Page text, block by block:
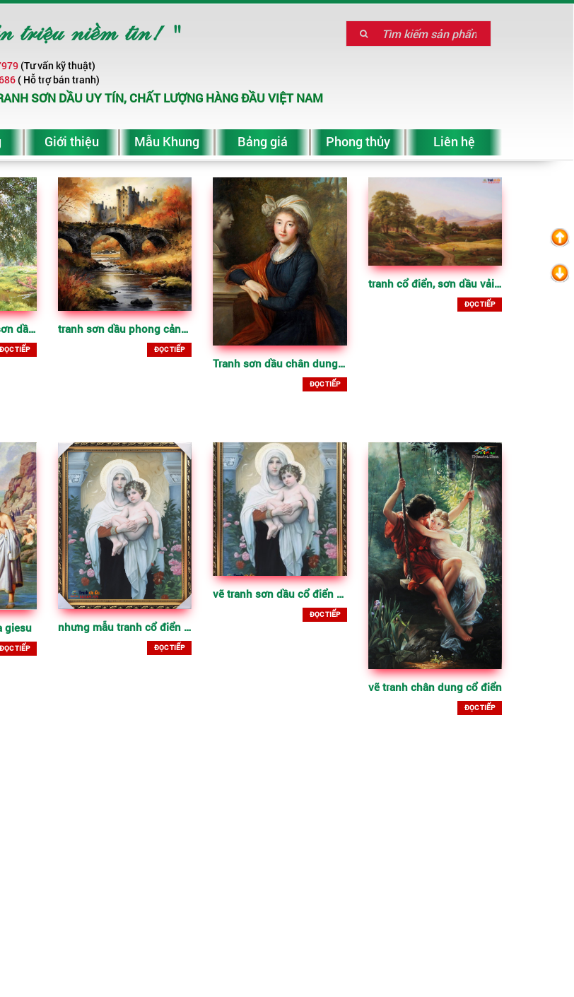
niềm tin! "
(Tư vấn kỹ thuật)
( Hỗ trợ bán tranh)
SƠN DẦU UY TÍN, CHẤT LƯỢNG HÀNG ĐẦU VIỆT NAM
Giới thiệu Mẫu Khung Bảng giá Phong thủy Liên hệ
Tranh phong cảnh sơn dầu đẹp trên toan
ĐỌC TIẾP
tranh sơn dầu phong cảnh cổ điển
ĐỌC TIẾP
Tranh sơn dầu chân dung cổ điển vẽ trên toan
ĐỌC TIẾP
tranh cổ điển, sơn dầu vải bố
ĐỌC TIẾP
giesu
ĐỌC TIẾP
nhưng mẫu tranh cổ điển đẹp
ĐỌC TIẾP
vẽ tranh sơn dầu cổ điển đẹp
ĐỌC TIẾP
vẽ tranh chân dung cổ điển
ĐỌC TIẾP